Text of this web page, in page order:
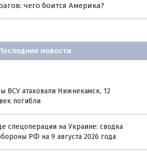
чего боится Америка?
новости
ВСУ атаковали Нижнекамск, 12
погибли
спецоперации на Украине: сводка
РФ на 9 августа 2026 года